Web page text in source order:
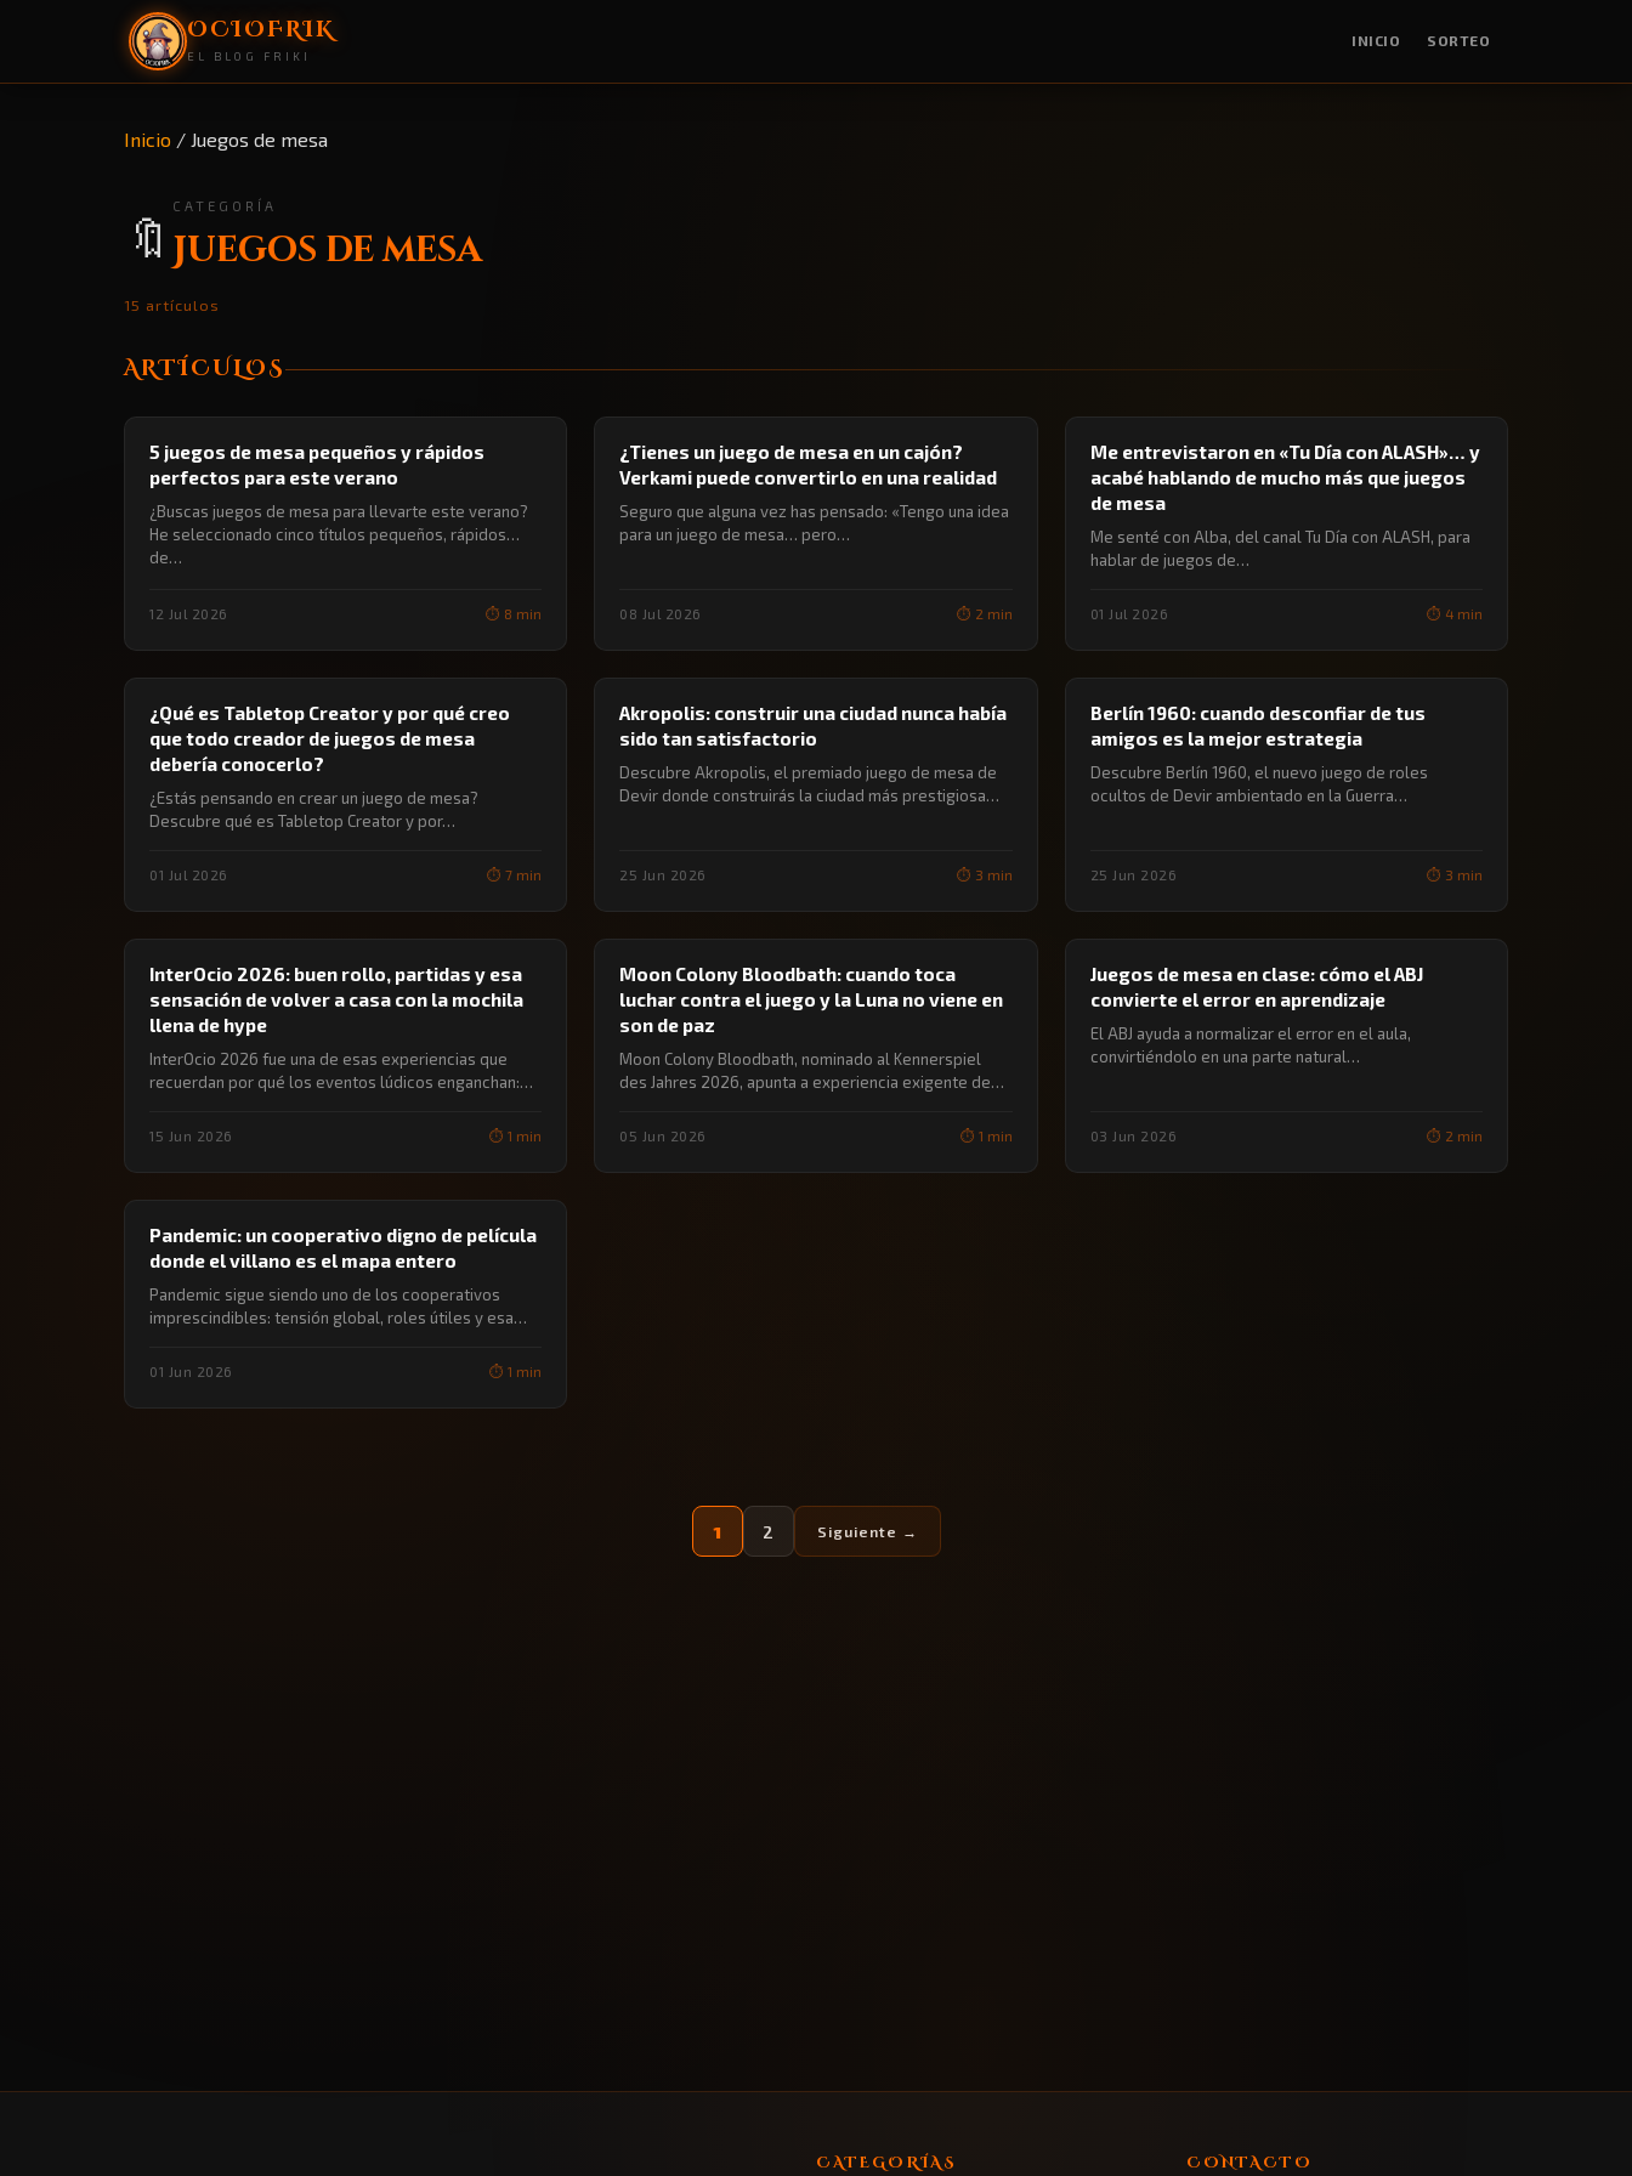
OCIOFRIK
EL BLOG FRIKI
INICIO SORTEO
Inicio / Juegos de mesa
🔖
CATEGORÍA
Juegos de mesa
15 artículos
ARTÍCULOS
🔖 JUEGOS DE MESA
5 juegos de mesa pequeños y rápidos
perfectos para este verano
¿Buscas juegos de mesa para llevarte este verano?
He seleccionado cinco títulos pequeños, rápidos
de…
12 Jul 2026 ⏱️ 8 min
🔖 JUEGOS DE MESA
¿Tienes un juego de mesa en un cajón?
Verkami puede convertirlo en una realidad
Seguro que alguna vez has pensado: «Tengo una idea
para un juego de mesa… pero…
08 Jul 2026 ⏱️ 2 min
🔖 JUEGOS DE MESA
Me entrevistaron en «Tu Día con ALASH»… y
acabé hablando de mucho más que juegos
de mesa
Me senté con Alba, del canal Tu Día con ALASH, para
hablar de juegos de…
01 Jul 2026 ⏱️ 4 min
🔖 JUEGOS DE MESA
¿Qué es Tabletop Creator y por qué creo
que todo creador de juegos de mesa
debería conocerlo?
¿Estás pensando en crear un juego de mesa?
Descubre qué es Tabletop Creator y por…
01 Jul 2026 ⏱️ 7 min
🔖 JUEGOS DE MESA
Akropolis: construir una ciudad nunca había
sido tan satisfactorio
Descubre Akropolis, el premiado juego de mesa de
Devir donde construirás la ciudad más prestigiosa…
25 Jun 2026 ⏱️ 3 min
🔖 JUEGOS DE MESA
Berlín 1960: cuando desconfiar de tus
amigos es la mejor estrategia
Descubre Berlín 1960, el nuevo juego de roles
ocultos de Devir ambientado en la Guerra…
25 Jun 2026 ⏱️ 3 min
🔖 JUEGOS DE MESA
InterOcio 2026: buen rollo, partidas y esa
sensación de volver a casa con la mochila
llena de hype
InterOcio 2026 fue una de esas experiencias que
recuerdan por qué los eventos lúdicos enganchan:…
15 Jun 2026 ⏱️ 1 min
🔖 JUEGOS DE MESA
Moon Colony Bloodbath: cuando toca
luchar contra el juego y la Luna no viene en
son de paz
Moon Colony Bloodbath, nominado al Kennerspiel
des Jahres 2026, apunta a experiencia exigente de
05 Jun 2026 ⏱️ 1 min
🔖 JUEGOS DE MESA
Juegos de mesa en clase: cómo el ABJ
convierte el error en aprendizaje
El ABJ ayuda a normalizar el error en el aula,
convirtiéndolo en una parte natural…
03 Jun 2026 ⏱️ 2 min
🔖 JUEGOS DE MESA
Pandemic: un cooperativo digno de película
donde el villano es el mapa entero
Pandemic sigue siendo uno de los cooperativos
imprescindibles: tensión global, roles útiles y esa
01 Jun 2026 ⏱️ 1 min
1 2 Siguiente →
CATEGORÍAS CONTACTO